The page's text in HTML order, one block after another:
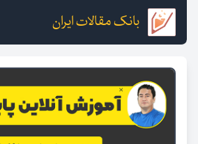
بانک مقالات ایران